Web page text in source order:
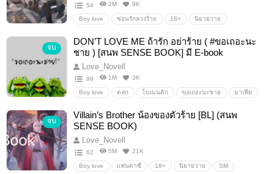
54 2M 9K
Boy love ซ่อนรักลวงร้าย 18+ นิยายวาย
จบ
DON’T LOVE ME ถ้ารัก อย่าร้าย ( #ขอเถอะนะ
ชาย ) [สนพ SENSE BOOK] มี E-book
Love_Novell
99 1M 3K
Boy love ตลก โรแมนติก ขอเถอะนะชาย มาเฟีย
จบ
Villain’s Brother น้องของตัวร้าย [BL] (สนพ
SENSE BOOK)
Love_Novell
62 5M 21K
Boy love แฟนตาซี 18+ นิยายวาย SM